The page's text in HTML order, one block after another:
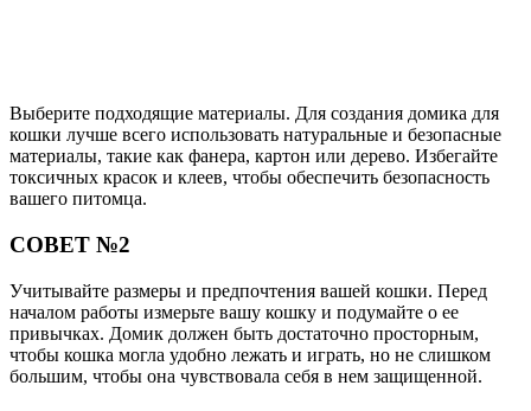
Выберите подходящие материалы. Для создания домика для
кошки лучше всего использовать натуральные и безопасные
материалы, такие как фанера, картон или дерево. Избегайте
токсичных красок и клеев, чтобы обеспечить безопасность
вашего питомца.
СОВЕТ №2
Учитывайте размеры и предпочтения вашей кошки. Перед
началом работы измерьте вашу кошку и подумайте о ее
привычках. Домик должен быть достаточно просторным,
чтобы кошка могла удобно лежать и играть, но не слишком
большим, чтобы она чувствовала себя в нем защищенной.